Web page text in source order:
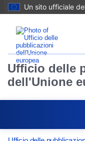
Un sito ufficiale
Ufficio delle
dell'Unione